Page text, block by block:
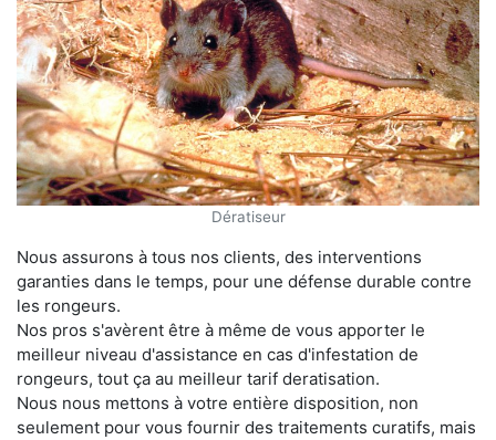
Dératiseur
Nous assurons à tous nos clients, des interventions
garanties dans le temps, pour une défense durable contre
les rongeurs.
Nos pros s'avèrent être à même de vous apporter le
meilleur niveau d'assistance en cas d'infestation de
rongeurs, tout ça au meilleur tarif deratisation.
Nous nous mettons à votre entière disposition, non
seulement pour vous fournir des traitements curatifs, mais